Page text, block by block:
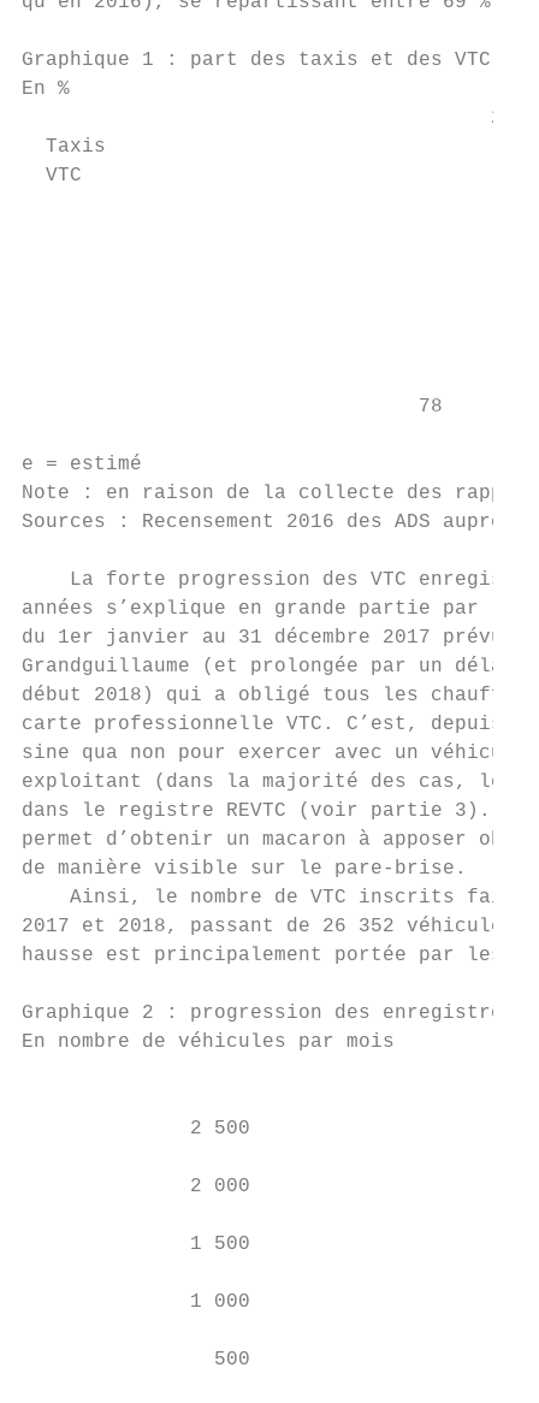
Graphique 1 : part des taxis et des VTC
En %
  Taxis
  VTC
78
e = estimé
Note : en raison de la collecte des
Sources : Recensement 2016 des ADS
La forte progression des VTC
années s’explique en grande partie par
du 1er janvier au 31 décembre 2017
Grandguillaume (et prolongée par un
début 2018) qui a obligé tous les
carte professionnelle VTC. C’est,
sine qua non pour exercer avec un
exploitant (dans la majorité des cas, le
dans le registre REVTC (voir partie
permet d’obtenir un macaron à
de manière visible sur le pare-
Ainsi, le nombre de VTC inscrits fait
2017 et 2018, passant de 26 352
hausse est principalement portée par
Graphique 2 : progression des
En nombre de véhicules par mois
              2 500
              2 000
              1 500
              1 000
                500